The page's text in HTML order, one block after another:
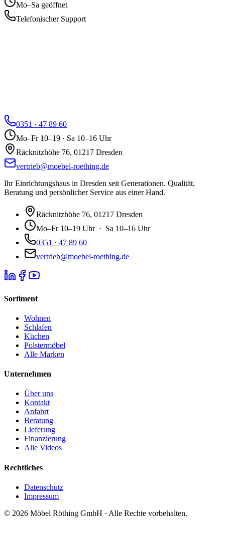
Mo–Sa geöffnet
Telefonischer Support
0351 · 47 89 60
Mo–Fr 10–19 · Sa 10–16 Uhr
Räcknitzhöhe 76, 01217 Dresden
vertrieb@moebel-roething.de
Ihr Einrichtungshaus in Dresden seit Generationen. Qualität,
Beratung und persönlicher Service aus einer Hand.
Räcknitzhöhe 76, 01217 Dresden
Mo–Fr 10–19 Uhr · Sa 10–16 Uhr
0351 · 47 89 60
vertrieb@moebel-roething.de
Sortiment
Wohnen
Schlafen
Küchen
Polstermöbel
Alle Marken
Unternehmen
Über uns
Kontakt
Anfahrt
Beratung
Lieferung
Finanzierung
Alle Videos
Rechtliches
Datenschutz
Impressum
© 2026 Möbel Röthing GmbH · Alle Rechte vorbehalten.